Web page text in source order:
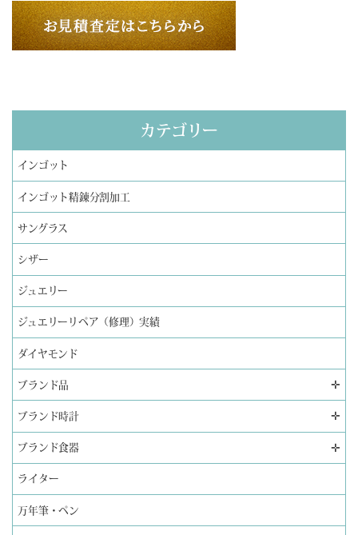
カテゴリー
インゴット
インゴット精錬分割加工
サングラス
シザー
ジュエリー
ジュエリーリペア（修理）実績
ダイヤモンド
ブランド品 ✛
ブランド時計 ✛
ブランド食器 ✛
ライター
万年筆・ペン